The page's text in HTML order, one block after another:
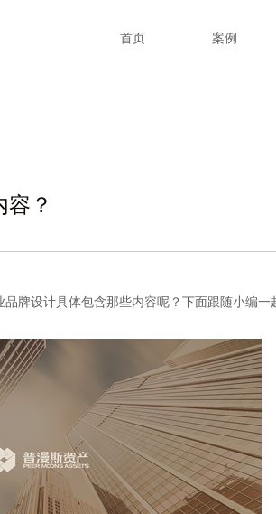
首页 案例
？
设计具体包含那些内容呢？下面跟随小编一